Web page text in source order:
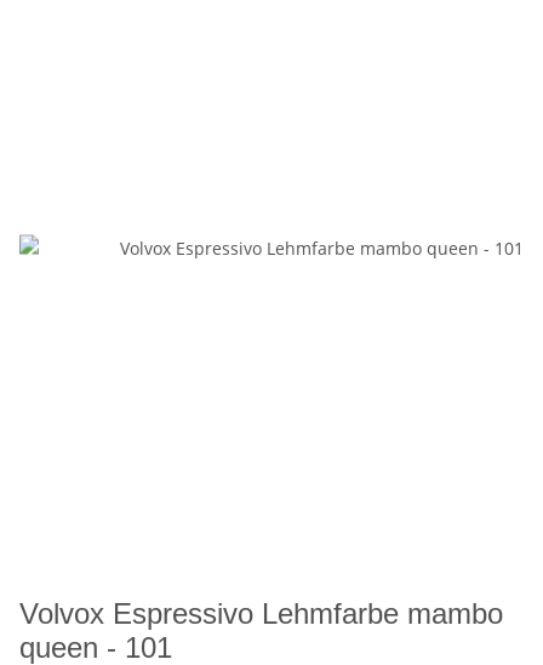
Volvox Espressivo Lehmfarbe mambo
queen - 101